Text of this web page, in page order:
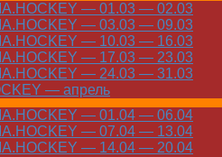
— 01.03 — 02.03
— 03.03 — 09.03
— 10.03 — 16.03
— 17.03 — 23.03
— 24.03 — 31.03
— апрель
— 01.04 — 06.04
— 07.04 — 13.04
— 14.04 — 20.04